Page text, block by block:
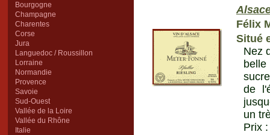
Bourgogne
Champagne
Charentes
Corse
Jura
Languedoc / Roussillon
Lorraine
Normandie
Provence
Savoie
Sud-Ouest
Vallée de la Loire
Vallée du Rhône
Italie
Félix
Situé
Nez
de
un
Prix